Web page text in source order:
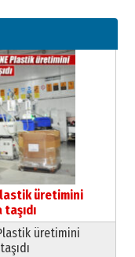
üretimini
üretimini